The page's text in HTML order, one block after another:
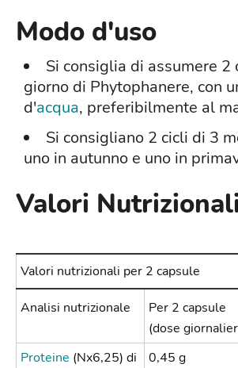
Modo d'uso
Si consiglia di assumere 2
giorno di Phytophanere, con
d'acqua, preferibilmente al
Si consigliano 2 cicli di 3
uno in autunno e uno in
Valori
Valori nutrizionali per 2 capsule
Analisi nutrizionale
Per 2 capsule
(dose
Proteine (Nx6,25) di
0,45 g